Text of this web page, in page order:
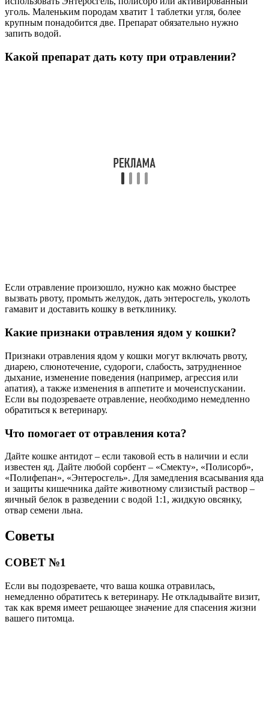
уголь. Маленьким породам хватит 1 таблетки угля, более
крупным понадобится две. Препарат обязательно нужно
запить водой.
Какой препарат дать коту при отравлении?
Если отравление произошло, нужно как можно быстрее
вызвать рвоту, промыть желудок, дать энтеросгель, уколоть
гамавит и доставить кошку в ветклинику.
Какие признаки отравления ядом у кошки?
Признаки отравления ядом у кошки могут включать рвоту,
диарею, слюнотечение, судороги, слабость, затрудненное
дыхание, изменение поведения (например, агрессия или
апатия), а также изменения в аппетите и мочеиспускании.
Если вы подозреваете отравление, необходимо немедленно
обратиться к ветеринару.
Что помогает от отравления кота?
Дайте кошке антидот – если таковой есть в наличии и если
известен яд. Дайте любой сорбент – «Смекту», «Полисорб»,
«Полифепан», «Энтеросгель». Для замедления всасывания яда
и защиты кишечника дайте животному слизистый раствор –
яичный белок в разведении с водой 1:1, жидкую овсянку,
отвар семени льна.
Советы
СОВЕТ №1
Если вы подозреваете, что ваша кошка отравилась,
немедленно обратитесь к ветеринару. Не откладывайте визит,
так как время имеет решающее значение для спасения жизни
вашего питомца.